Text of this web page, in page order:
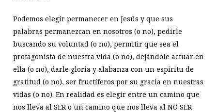
Podemos elegir permanecer en Jesús y que sus
palabras permanezcan en nosotros (o no), pedirle
buscando su voluntad (o no), permitir que sea el
protagonista de nuestra vida (o no), dejándole actuar en
ella (o no), darle gloria y alabanza con un espíritu de
gratitud (o no), ser fructíferos por su gracia en nuestras
vidas (o no). En realidad es elegir entre un camino que
nos lleva al SER o un camino que nos lleva al NO SER